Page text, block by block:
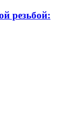
резьбой: